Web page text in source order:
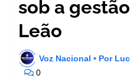
sob a
Leão
Voz Nacional • Por
0